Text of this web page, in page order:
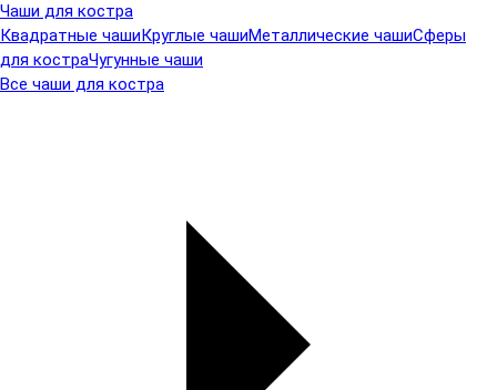
Чаши для костра
Квадратные чашиКруглые чашиМеталлические чашиСферы
для костраЧугунные чаши
Все чаши для костра